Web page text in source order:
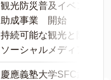
観光防災普及イベント
助成事業 開始
持続可能な観光と防災
ソーシャルメディア事
慶應義塾大学SFC武田